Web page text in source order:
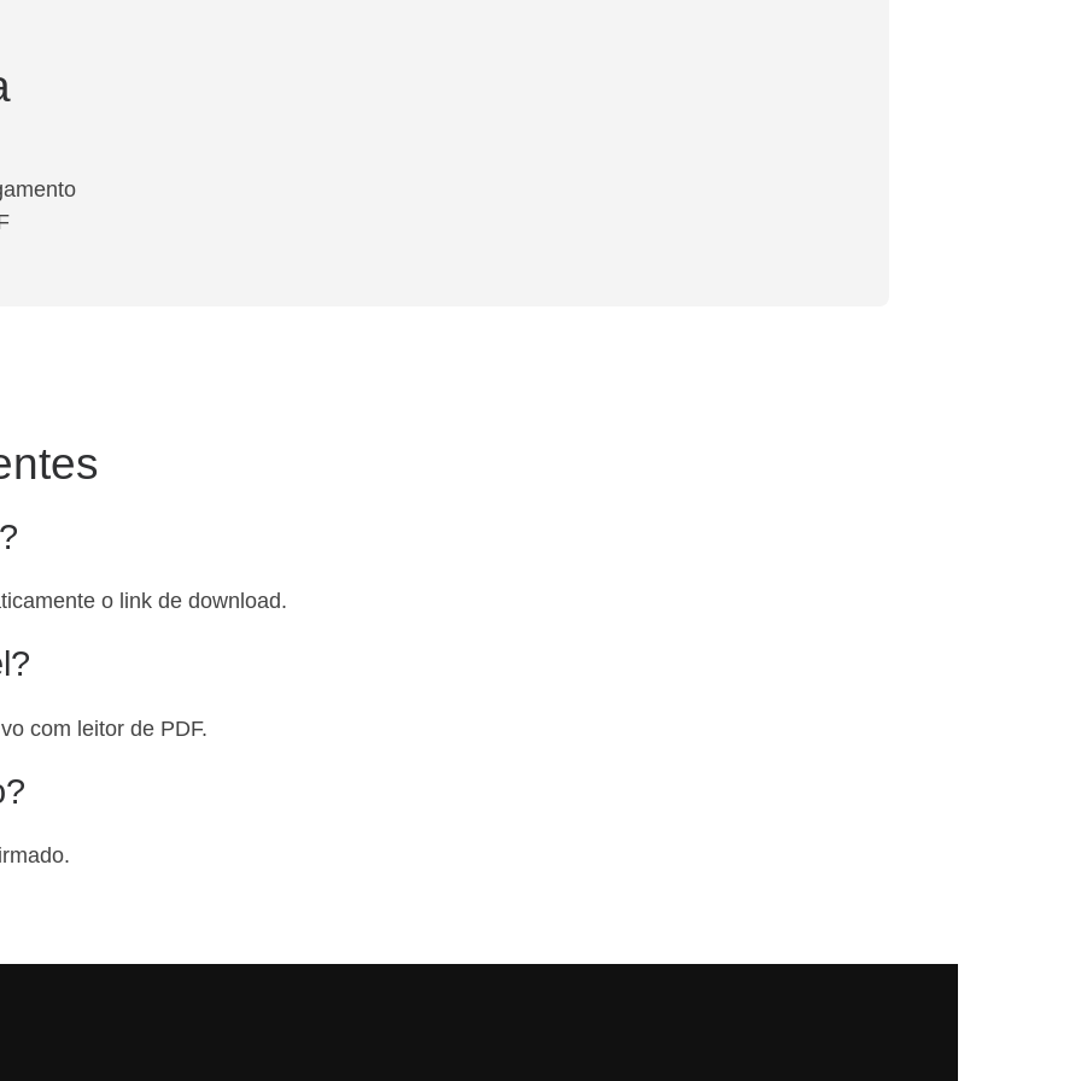
o link de download.
com leitor de PDF.